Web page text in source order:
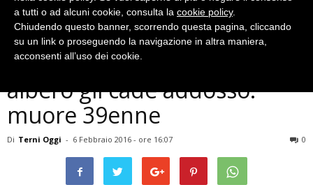
Cronaca
Terni, incidente sul lavoro,
albero gli cade addosso:
muore 39enne
Di Terni Oggi - 6 Febbraio 2016 - ore 16:07 0
a tutti o ad alcuni cookie, consulta la cookie policy.
Chiudendo questo banner, scorrendo questa pagina, cliccando
su un link o proseguendo la navigazione in altra maniera,
acconsenti all’uso dei cookie.